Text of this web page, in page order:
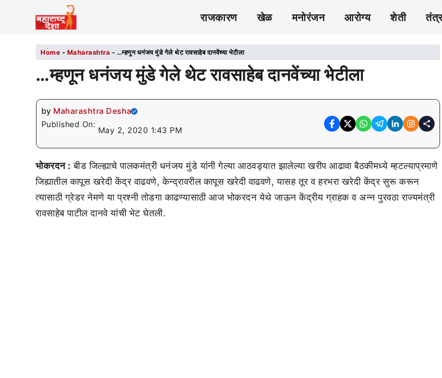
राजकारण खेळ मनोरंजन आरोग्य शेती
Home - Maharashtra - …म्हणून धनंजय मुंडे गेले थेट रावसाहेब दानवेंच्या भेटीला
…म्हणून धनंजय मुंडे गेले थेट रावसाहेब दानवेंच्या भेटीला
by Maharashtra Desha
Published On:
May 2, 2020 1:43 PM
भोकरदन : बीड जिल्ह्याचे पालकमंत्री धनंजय मुंडे यांनी गेल्या आठवड्यात झालेल्या खरीप आढावा बैठकीमध्ये म्हटल्याप्रमाणे
जिह्यातील कापूस खरेदी केंद्र वाढवणे, केन्द्रावरील कापूस खरेदी वाढवणे, यासह तूर व हरभरा खरेदी केंद्र सुरू करून
त्यासाठी ग्रेडर नेमणे या प्रश्नी तोडगा काढण्यासाठी आज भोकरदन येथे जाऊन केंद्रीय ग्राहक व अन्न पुरवठा राज्यमंत्री
रावसाहेब पाटील दानवे यांची भेट घेतली.